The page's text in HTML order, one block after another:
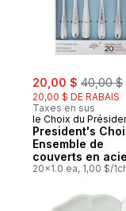
sale:
20,00 $ , formerly:
40,00 $
20,00 $ DE RABAIS
Taxes en sus
le Choix du
President's
Ensemble de
couverts en
inoxydable 18/0
20x1.0 ea, 1,00 $/